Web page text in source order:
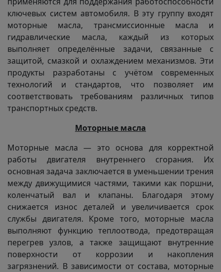
ключевых систем автомобиля. В эту группу входят
моторные масла, трансмиссионные масла и
гидравлические масла, каждый из которых
выполняет определённые задачи, связанные с
защитой, смазкой и охлаждением механизмов. Эти
продукты разработаны с учётом современных
технологий и стандартов, что позволяет им
соответствовать требованиям различных типов
транспортных средств.
Моторные масла
Моторные масла — это основа для корректной
работы двигателя внутреннего сгорания. Их
основная задача заключается в уменьшении трения
между движущимися частями, такими как поршни,
коленчатый вал и клапаны. Благодаря этому
снижается износ деталей и увеличивается срок
службы двигателя. Кроме того, моторные масла
выполняют функцию теплоотвода, предотвращая
перегрев узлов, а также защищают внутренние
поверхности от коррозии и накопления
загрязнений. В зависимости от состава, моторные